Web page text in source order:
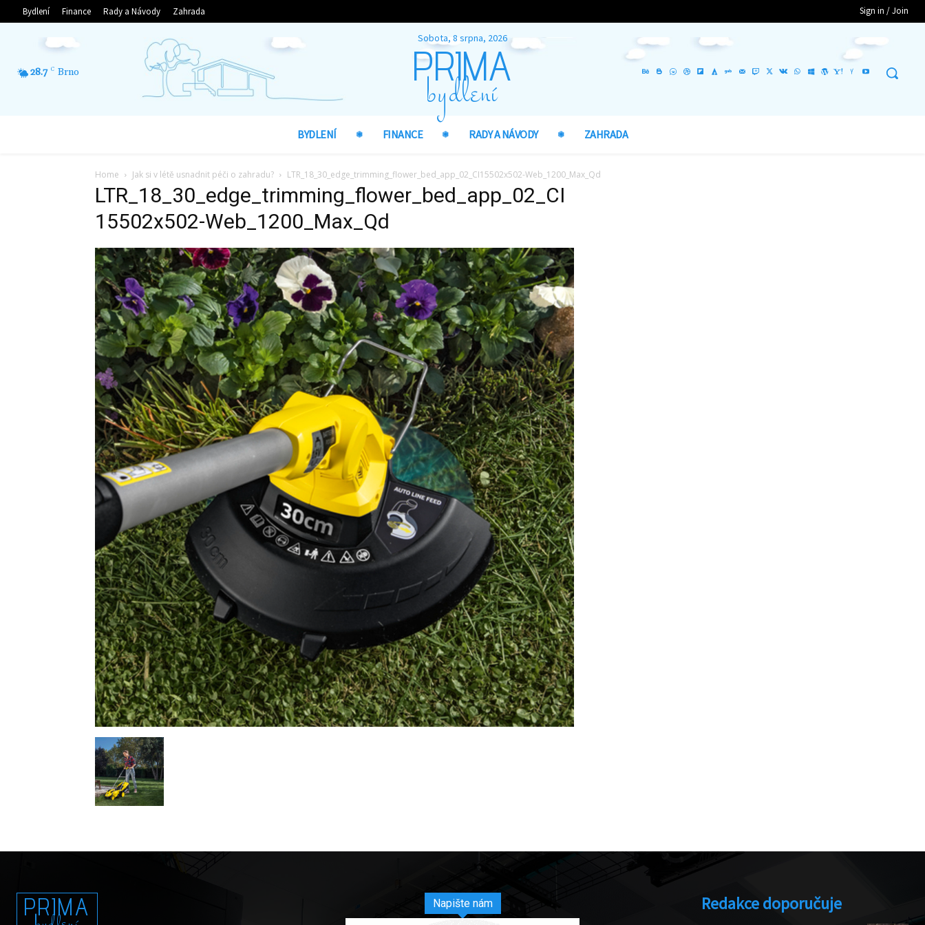
Bydlení Finance Rady a Návody Zahrada Sign in / Join
28.7 C Brno
Sobota, 8 srpna, 2026
PRIMA
bydlení
BYDLENÍ FINANCE RADY A NÁVODY ZAHRADA
Home Jak si v létě usnadnit péči o zahradu? LTR_18_30_edge_trimming_flower_bed_app_02_CI15502x502-Web_1200_Max_Qd
LTR_18_30_edge_trimming_flower_bed_app_02_CI
15502x502-Web_1200_Max_Qd
PRIMA Napište nám Redakce doporučuje